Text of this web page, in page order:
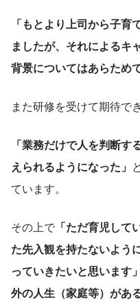
「もとより上司から子
ましたが、それによるキ
背景についてはあらため
また研修を受けて期待で
「業務だけで人を判断
えられるようになった」
ています。
その上で 「ただ育児し
た先入観を持たないよう
っていきたいと思います
外の人生（家庭等）があ